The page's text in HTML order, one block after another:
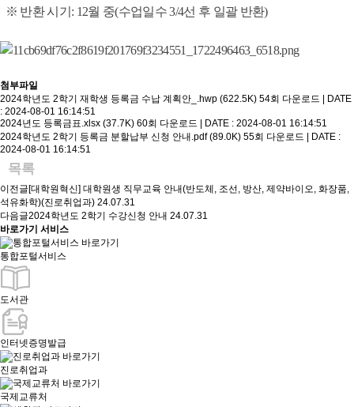
※ 반환 시기 : 12월 중(수업일수3/4선 후 일괄 반환)
첨부파일
2024학년도 2학기 재학생 등록금 수납 계획안_.hwp (622.5K) 54회 다운로드 | DATE
: 2024-08-01 16:14:51
2024년도 등록금표.xlsx (37.7K) 60회 다운로드 | DATE : 2024-08-01 16:14:51
2024학년도 2학기 등록금 분할납부 신청 안내.pdf (89.0K) 55회 다운로드 | DATE :
2024-08-01 16:14:51
목록
이전글[대학원혁신] 대학원생 직무교육 안내(반도체, 조선, 방산, 제약바이오, 화장품,
석유화학)(진로취업과) 24.07.31
다음글2024학년도 2학기 수강신청 안내 24.07.31
바로가기 서비스
통합포털서비스
도서관
인터넷증명발급
진로취업과
국제교류처